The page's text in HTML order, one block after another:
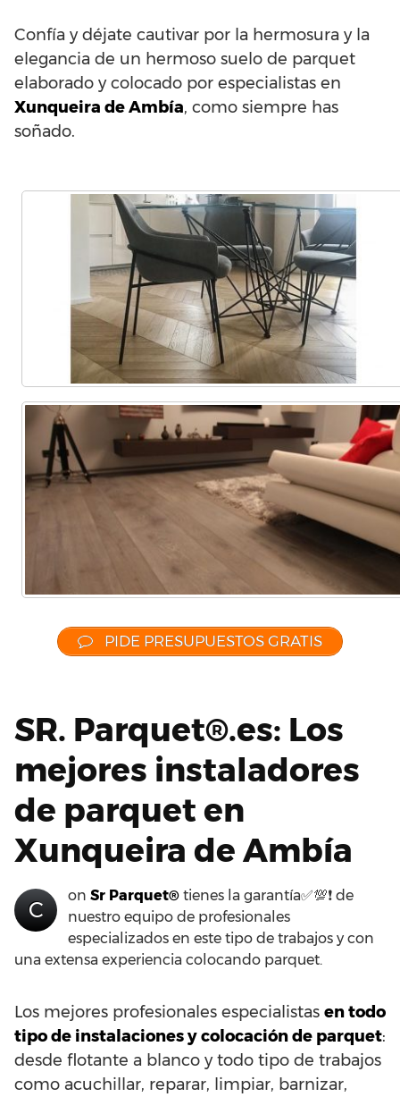
Confía y déjate cautivar por la hermosura y la
elegancia de un hermoso suelo de parquet
elaborado y colocado por especialistas en
Xunqueira de Ambía, como siempre has
soñado.
PIDE PRESUPUESTOS GRATIS
SR. Parquet®.es: Los
mejores instaladores
de parquet en
Xunqueira de Ambía
C
on Sr Parquet® tienes la garantía✅💯❗ de
nuestro equipo de profesionales
especializados en este tipo de trabajos y con
una extensa experiencia colocando parquet.
Los mejores profesionales especialistas en todo
tipo de instalaciones y colocación de parquet:
desde flotante a blanco y todo tipo de trabajos
como acuchillar, reparar, limpiar, barnizar,